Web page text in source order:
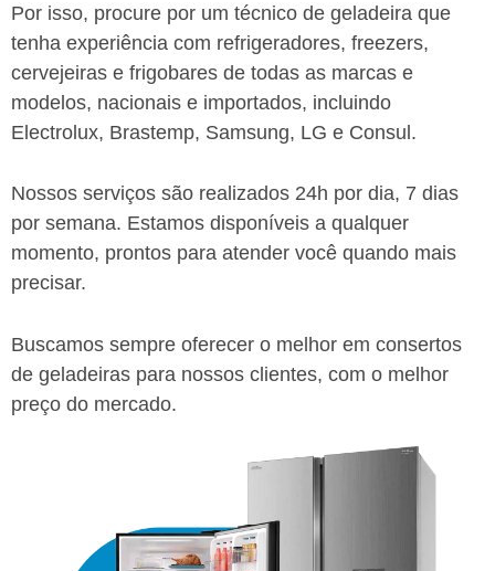
Por isso, procure por um técnico de geladeira que
tenha experiência com refrigeradores, freezers,
cervejeiras e frigobares de todas as marcas e
modelos, nacionais e importados, incluindo
Electrolux, Brastemp, Samsung, LG e Consul.
Nossos serviços são realizados 24h por dia, 7 dias
por semana. Estamos disponíveis a qualquer
momento, prontos para atender você quando mais
precisar.
Buscamos sempre oferecer o melhor em consertos
de geladeiras para nossos clientes, com o melhor
preço do mercado.